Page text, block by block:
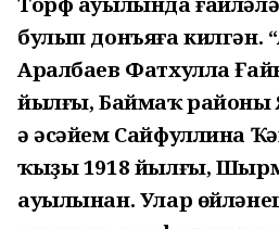
булып донъяға килгән.
Аралбаев Фатхулла
йылғы, Баймаҡ
ә әсәйем Сайфуллина
ҡыҙы 1918 йылғы,
ауылынан. Улар